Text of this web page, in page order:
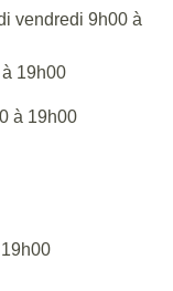
vendredi 9h00 à
19h00